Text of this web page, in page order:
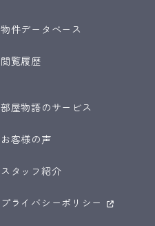
物件データベース
閲覧履歴
部屋物語のサービス
お客様の声
スタッフ紹介
プライバシーポリシー